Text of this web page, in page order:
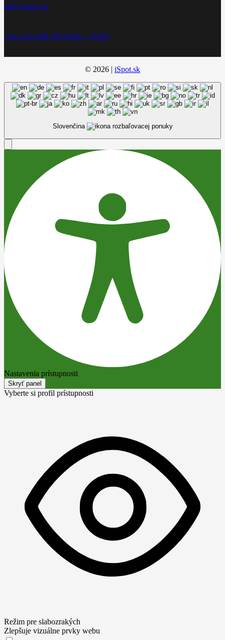
info@ispot.sk
+421 222 200 549 (9:00 – 15:00)
© 2026 | iSpot.sk
Slovenčina
Nastavenia prístupnosti
Skryť panel
Vyberte si profil prístupnosti
Režim pre slabozrakých
Zlepšuje vizuálne prvky webu